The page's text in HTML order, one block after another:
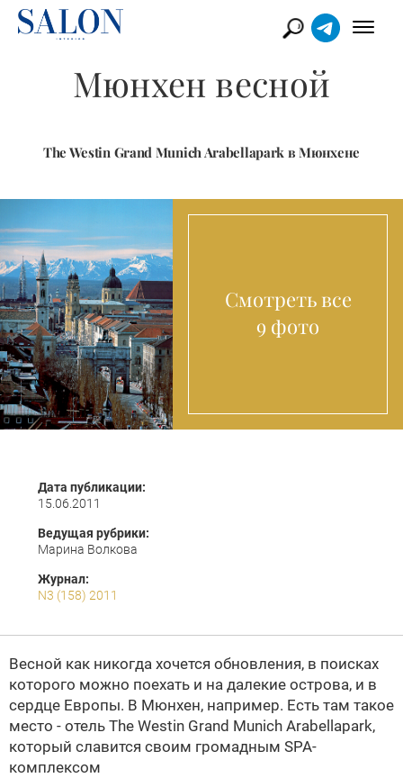
Мюнхен весной
The Westin Grand Munich Arabellapark в Мюнхене
Смотреть все
9 фото
Дата публикации:
15.06.2011
Ведущая рубрики:
Марина Волкова
Журнал:
N3 (158) 2011
Весной как никогда хочется обновления, в поисках
которого можно поехать и на далекие острова, и в
сердце Европы. В Мюнхен, например. Есть там такое
место - отель The Westin Grand Munich Arabellapark,
который славится своим громадным SPA-
комплексом